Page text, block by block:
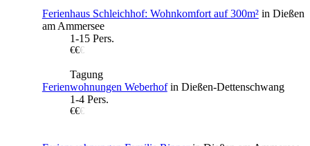
Ferienhaus Schleichhof: Wohnkomfort auf 300m²in Dießen
am Ammersee
1-15 Pers.
€€€
Tagung
Ferienwohnungen Weberhofin Dießen-Dettenschwang
1-4 Pers.
€€€